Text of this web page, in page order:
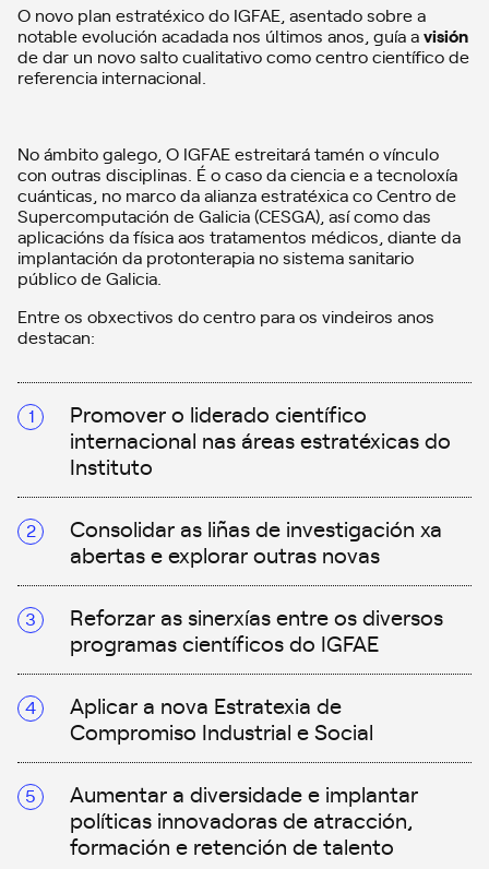
O novo plan estratéxico do IGFAE, asentado sobre a
notable evolución acadada nos últimos anos, guía avisión
de dar un novo salto cualitativo como centro científico de
referencia internacional.
No ámbito galego, O IGFAE estreitará tamén o vínculo
con outras disciplinas. É o caso da ciencia e a tecnoloxía
cuánticas, no marco da alianza estratéxica co Centro de
Supercomputación de Galicia (CESGA), así como das
aplicacións da física aos tratamentos médicos, diante da
implantación da protonterapia no sistema sanitario
público de Galicia.
Entre os obxectivos do centro para os vindeiros anos
destacan:
Promover o liderado científico
internacional nas áreas estratéxicas do
Instituto
Consolidar as liñas de investigación xa
abertas e explorar outras novas
Reforzar as sinerxías entre os diversos
programas científicos do IGFAE
Aplicar a nova Estratexia de
Compromiso Industrial e Social
Aumentar a diversidade e implantar
políticas innovadoras de atracción,
formación e retención de talento